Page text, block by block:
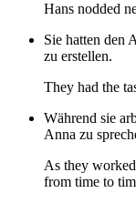
Hans nodded
Sie hatten den
zu erstellen.
They had the
Während sie
Anna zu
As they
from time to